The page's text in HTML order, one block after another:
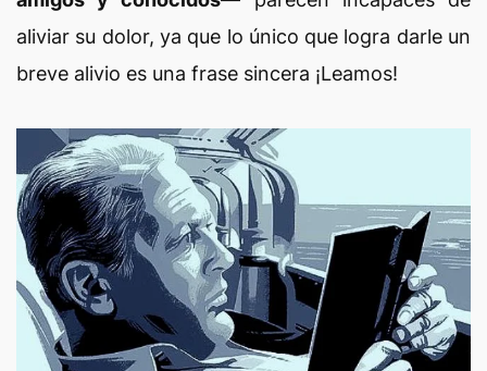
aliviar su dolor, ya que lo único que logra darle un
breve alivio es una frase sincera ¡Leamos!